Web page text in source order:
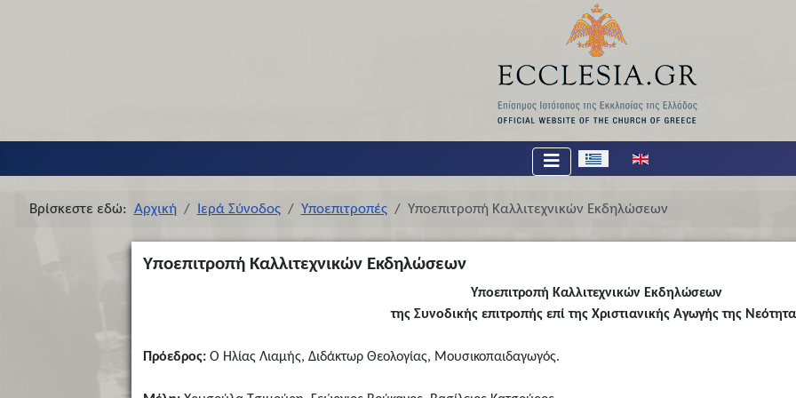
Επιλέξτε τη γλώσσα σας
Βρίσκεστε εδώ: Αρχική Ιερά Σύνοδος Υποεπιτροπές Υποεπιτροπή Καλλιτεχνικών Εκδηλώσεων
Υποεπιτροπή Καλλιτεχνικών Εκδηλώσεων
Υποεπιτροπή Καλλιτεχνικών Εκδηλώσεων
της Συνοδικής επιτροπής επί της Χριστιανικής Αγωγής της
Πρόεδρος:Ο Ηλίας Λιαμής, Διδάκτωρ Θεολογίας, Μουσικοπαιδαγωγός.